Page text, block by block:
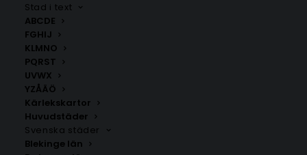
Stad i text
ABCDE
FGHIJ
KLMNO
PQRST
UVWX
YZÅÄÖ
Kärlekskartor
Huvudstäder
Svenska städer
Blekinge län